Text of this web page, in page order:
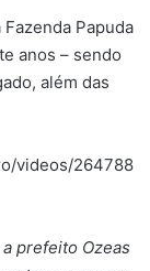
Papuda
anos – sendo
além das
videos/264788
prefeito Ozeas